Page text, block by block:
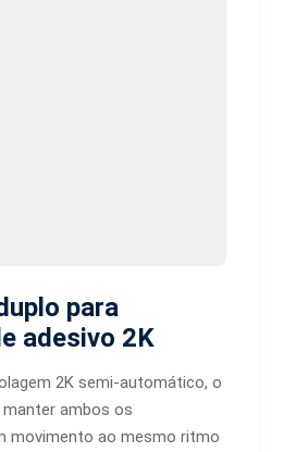
para
adesivo 2K
2K semi-automático, o
ambos os
movimento ao mesmo ritmo